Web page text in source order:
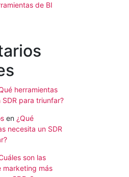
de BI
herramientas
SDR para triunfar?
en ¿Qué
necesita un SDR
son las
marketing más